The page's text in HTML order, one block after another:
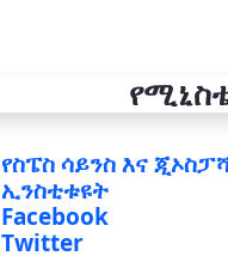
የስፔስ ሳይንስ እና
ኢንስቲቱዩት
Facebook
Twitter